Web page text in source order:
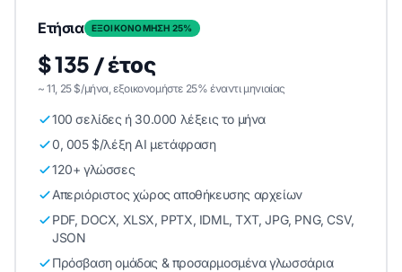
Ετήσια ΕΞΟΙΚΟΝΟΜΗΣΗ 25%
$ 135 / έτος
~ 11, 25 $/μήνα, εξοικονομήστε 25% έναντι μηνιαίας
100 σελίδες ή 30.000 λέξεις το μήνα
0, 005 $/λέξη AI μετάφραση
120+ γλώσσες
Απεριόριστος χώρος αποθήκευσης αρχείων
PDF, DOCX, XLSX, PPTX, IDML, TXT, JPG, PNG, CSV,
JSON
Πρόσβαση ομάδας & προσαρμοσμένα γλωσσάρια